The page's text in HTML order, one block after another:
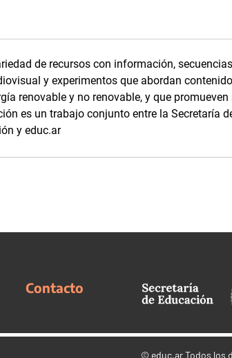
de recursos con información,
y experimentos que abordan
renovable y no renovable, y que
es un trabajo conjunto entre la Secretaría
y educ.ar
Contacto
© educ.arTodos los